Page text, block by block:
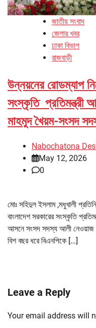
জাতীয় সংবাদ
জেলার খবর
ঢাকা বিভাগ
রাজবাড়ী
উন্নয়নের রোডম্যাপ
সংস্কৃতি প্রতিমন্ত্রী
মাহমুদ খৈয়ম-সংসদ
Nabochatona
May 12, 2026
0
মোঃ সহিদুল ইসলাম ,মধুখালী
বাংলাদেশ সরকারের সংস্কৃতি
আসনে সংসদ সদস্য আলী নেওয়াজ
বিশ বছর ধরে বিএনপিকে […]
Leave a Reply
Your email address will